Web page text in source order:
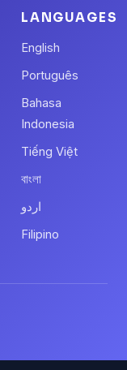
LANGUAGES
English
Português
Bahasa
Indonesia
Tiếng Việt
বাংলা
اردو
Filipino